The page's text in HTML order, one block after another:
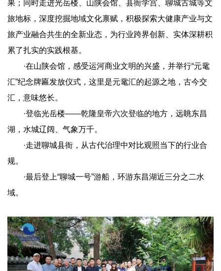
果；同时走进光岳楼、山陕会馆、县衙学宫、聊城古城等文
旅地标，深度挖掘地域文化禀赋，积极探索大健康产业与文
旅产业融合共生的全新业态，为行业跨界创新、实体深耕积
累了扎实的实践根基。
·在山陕会馆，感受运河商业文明的兴盛，并举行“元鼋
汇”纪念牌匾发放仪式，这里是元鼋汇的起源之地，古今交
汇，意味悠长。
·登临光岳楼——乾隆皇帝六次登临的地方，远眺东昌
湖，水城辽阔、气象万千。
·走进聊城县衙，从古代治理中对比观照当下的行业合
规。
·最后登上“聊城一号”游船，环游东昌湖近三分之二水
域。